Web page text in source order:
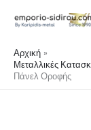
στο
Αρχική
Μεταλλικές
Πάνελ Οροφής